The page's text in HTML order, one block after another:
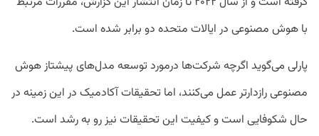
با هوش مصنوعی در ایالات متحده دو برابر شده است.
پارلی می‌گوید اگرچه شرکت‌ها درمورد توسعه مدل‌های پیشتاز هوش
مصنوعی رازدارتر عمل می‌کنند، اما تحقیقات آکادمیک در این زمینه در
حال شکوفایی است و کیفیت این تحقیقات نیز رو به رشد است.